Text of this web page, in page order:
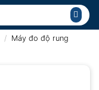
/ Máy đo độ rung